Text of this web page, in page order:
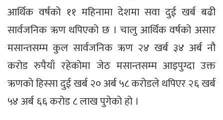
आर्थिक वर्षको ११ महिनामा देशमा सवा दुई खर्ब बढी
सार्वजनिक ऋण थपिएको छ । चालु आर्थिक वर्षको असार
मसान्तसम्म कुल सार्वजनिक ऋण २४ खर्ब ३४ अर्ब नौ
करोड रुपैयाँ रहेकोमा जेठ मसान्तसम्म आइपुग्दा उक्त
ऋणको हिस्सा दुई खर्ब २० अर्ब ५८ करोडले थपिएर २६ खर्ब
५४ अर्ब ६६ करोड ८ लाख पुगेको हो ।